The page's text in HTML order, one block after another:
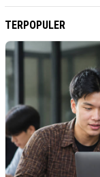
TERPOPULER